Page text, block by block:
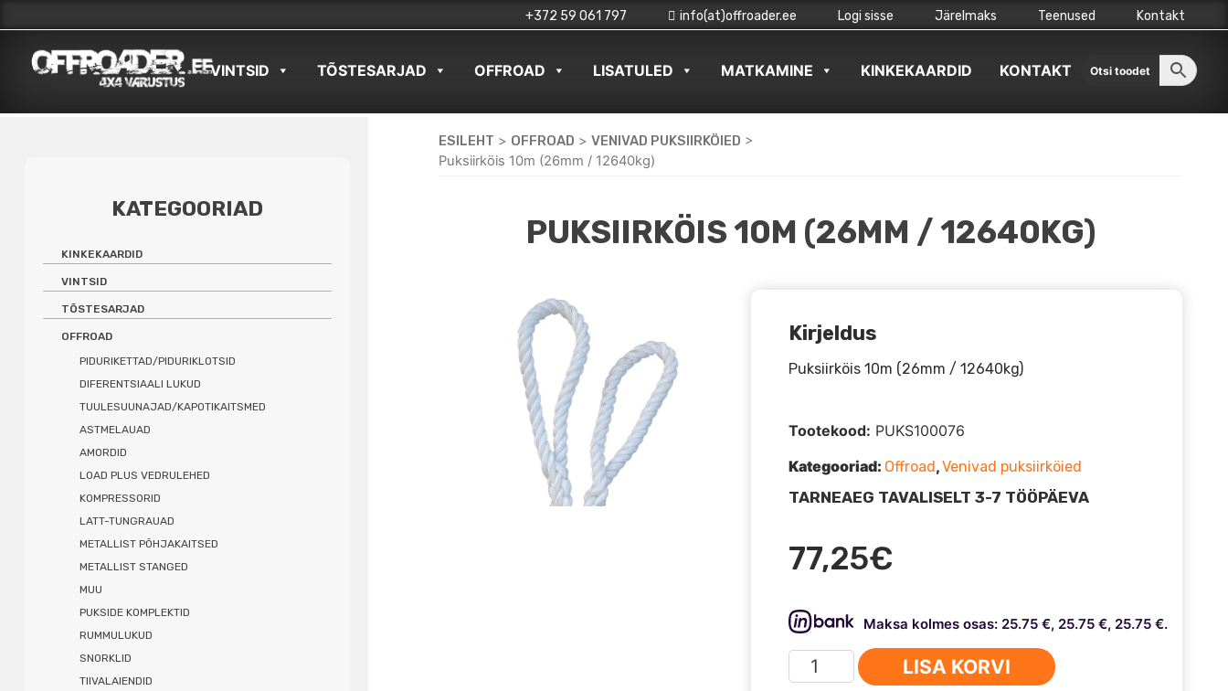
content
+372 59 061 797 info(at)offroader.ee Logi sisse Järelmaks Teenused Kontakt
VINTSID TÕSTESARJAD OFFROAD LISATULED MATKAMINE KINKEKAARDID KONTAKT
ESILEHT > OFFROAD >VENIVAD PUKSIIRKÖIED >
Puksiirköis 10m (26mm / 12640kg)
PUKSIIRKÖIS 10M (26MM / 12640KG)
77,25€
Kirjeldus
Puksiirköis 10m (26mm / 12640kg)
Maksa kolmes osas: 25.75 €, 25.75 €, 25.75 €.
Puksiirköis
10m
LISA KORVI
Tootekood: PUKS100076
Kategooriad: Offroad ,Venivad puksiirköied
TARNEAEG TAVALISELT 3-7 TÖÖPÄEVA
KATEGOORIAD
KINKEKAARDID
VINTSID
TÕSTESARJAD
OFFROAD
PIDURIKETTAD/PIDURIKLOTSID
DIFERENTSIAALI LUKUD
TUULESUUNAJAD/KAPOTIKAITSMED
ASTMELAUAD
AMORDID
LOAD PLUS VEDRULEHED
KOMPRESSORID
LATT-TUNGRAUAD
METALLIST PÕHJAKAITSED
METALLIST STANGED
MUU
PUKSIDE KOMPLEKTID
RUMMULUKUD
SNORKLID
TIIVALAIENDID